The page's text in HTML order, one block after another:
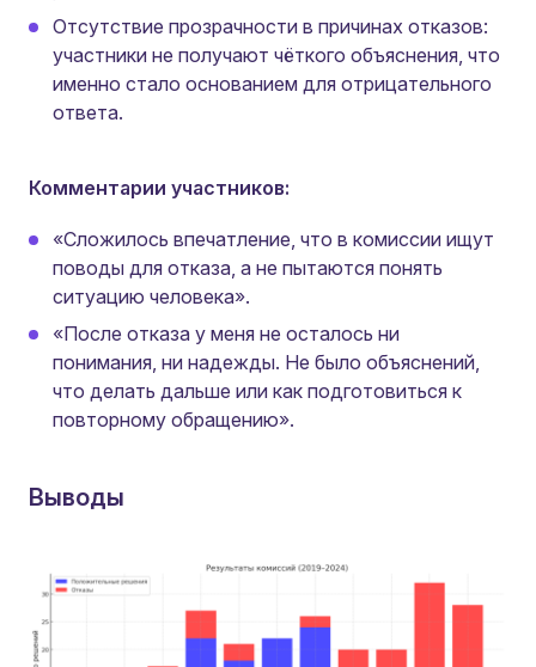
Отсутствие прозрачности в причинах отказов:
участники не получают чёткого объяснения, что
именно стало основанием для отрицательного
ответа.
Комментарии участников:
«Сложилось впечатление, что в комиссии ищут
поводы для отказа, а не пытаются понять
ситуацию человека».
«После отказа у меня не осталось ни
понимания, ни надежды. Не было объяснений,
что делать дальше или как подготовиться к
повторному обращению».
Выводы